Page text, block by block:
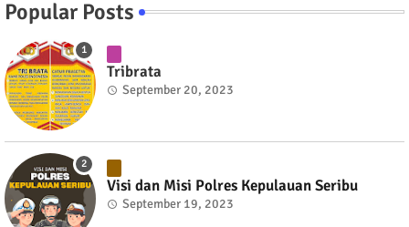
Popular Posts
Tribrata
September 20, 2023
Visi dan Misi Polres Kepulauan Seribu
September 19, 2023